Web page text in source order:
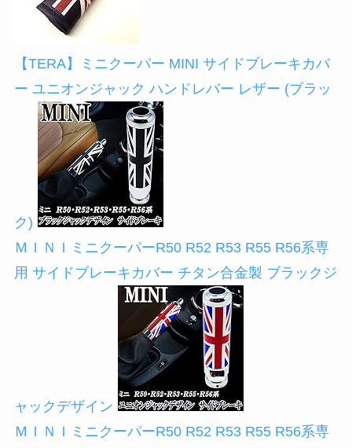
【TERA】ミニクーパー MINI サイドブレーキカバ
ー ユニオンジャック ハンドレバー レザー (ブラッ
ク)
ＭＩＮＩミニクーパーR50 R52 R53 R55 R56系専
用 サイドブレーキカバー チタン合金製 ブラックジ
ャックデザイン
ＭＩＮＩミニクーパーR50 R52 R53 R55 R56系専